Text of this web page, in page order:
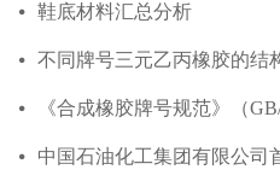
넸 鞋底材料汇总分析
넸 不同牌号三元乙丙橡胶的结
넸
넸